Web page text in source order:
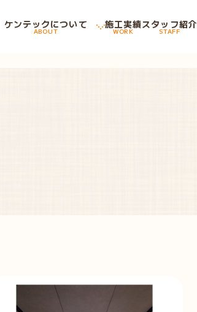
ケンテックについて
ABOUT
施工実績
WORK
スタッフ紹介
STAFF